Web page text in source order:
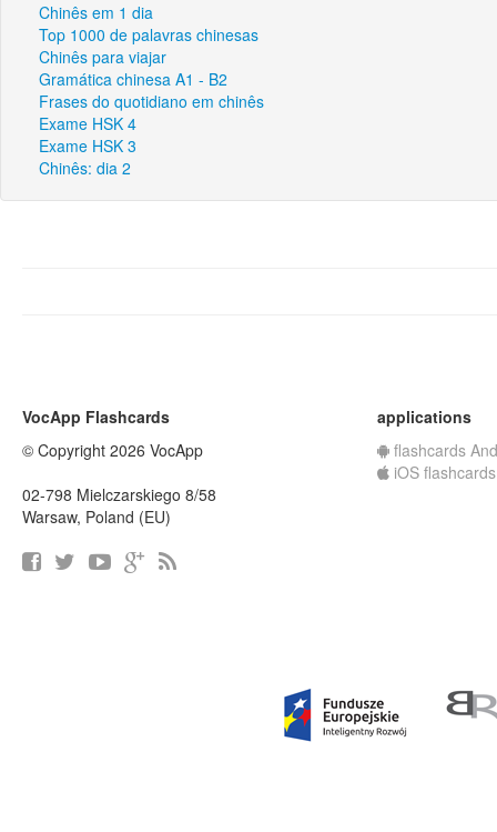
Chinês em 1 dia
Top 1000 de palavras chinesas
Chinês para viajar
Gramática chinesa A1 - B2
Frases do quotidiano em chinês
Exame HSK 4
Exame HSK 3
Chinês: dia 2
VocApp Flashcards
© Copyright 2026 VocApp
02-798 Mielczarskiego 8/58
Warsaw, Poland (EU)
applications
flashcards
iOS flashcards